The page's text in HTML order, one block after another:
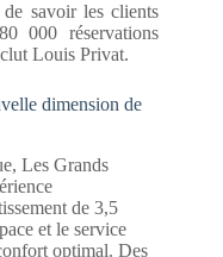
de savoir les clients
000 réservations
Louis Privat.
dimension de
Les Grands
de 3,5
et le service
optimal. Des